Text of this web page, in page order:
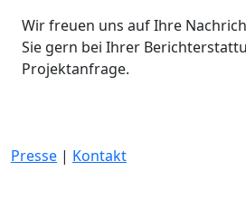
Wir freuen uns auf Ihre
Sie gern bei Ihrer
Projektanfrage.
Presse | Kontakt